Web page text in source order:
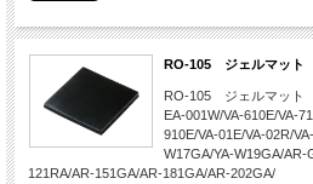
RO-105 ジェルマット
RO-105 ジェルマット
EA-001W/VA-610E/VA-
910E/VA-01E/VA-02R/
W17GA/YA-W19GA/AR-
121RA/AR-151GA/AR-181GA/AR-202GA/